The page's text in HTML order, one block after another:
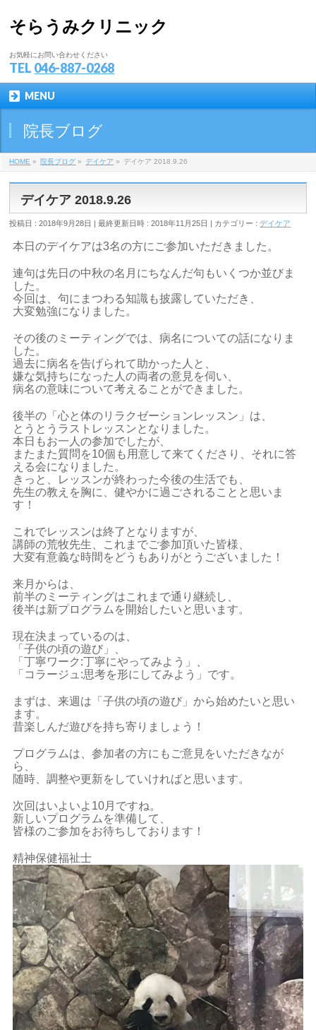
そらうみクリニック
お気軽にお問い合わせください
TEL 046-887-0268
MENU
院長ブログ
HOME » 院長ブログ » デイケア » デイケア 2018.9.26
デイケア 2018.9.26
投稿日 : 2018年9月28日 最終更新日時 : 2018年11月25日 カテゴリー :デイケア
本日のデイケアは3名の方にご参加いただきました。
連句は先日の中秋の名月にちなんだ句もいくつか並びま
した。
今回は、句にまつわる知識も披露していただき、
大変勉強になりました。
その後のミーティングでは、病名についての話になりま
した。
過去に病名を告げられて助かった人と、
嫌な気持ちになった人の両者の意見を伺い、
病名の意味について考えることができました。
後半の「心と体のリラクゼーションレッスン」は、
とうとうラストレッスンとなりました。
本日もお一人の参加でしたが、
またまた質問を10個も用意して来てくださり、それに答
える会になりました。
きっと、レッスンが終わった今後の生活でも、
先生の教えを胸に、健やかに過ごされることと思いま
す！
これでレッスンは終了となりますが、
講師の荒牧先生、これまでご参加頂いた皆様、
大変有意義な時間をどうもありがとうございました！
来月からは、
前半のミーティングはこれまで通り継続し、
後半は新プログラムを開始したいと思います。
現在決まっているのは、
「子供の頃の遊び」、
「丁寧ワーク:丁寧にやってみよう」、
「コラージュ:思考を形にしてみよう」です。
まずは、来週は「子供の頃の遊び」から始めたいと思い
ます。
昔楽しんだ遊びを持ち寄りましょう！
プログラムは、参加者の方にもご意見をいただきなが
ら、
随時、調整や更新をしていければと思います。
次回はいよいよ10月ですね。
新しいプログラムを準備して、
皆様のご参加をお待ちしております！
精神保健福祉士